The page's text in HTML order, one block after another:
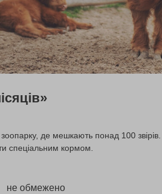
де мешкають понад 100
спеціальним кормом.
не обмежено